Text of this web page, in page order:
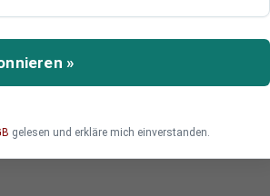
die neuen
»
gelesen und erkläre mich einverstanden.